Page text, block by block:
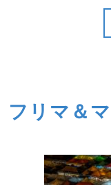
フリマ＆